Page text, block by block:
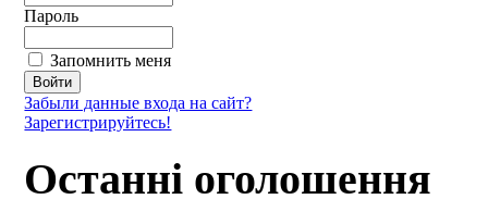
Пароль
Запомнить меня
Забыли данные входа на сайт?
Зарегистрируйтесь!
Останні оголошення